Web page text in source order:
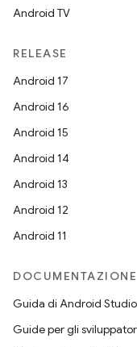
Android TV
RELEASE
Android 17
Android 16
Android 15
Android 14
Android 13
Android 12
Android 11
Guida di Android Studio
Guide per gli